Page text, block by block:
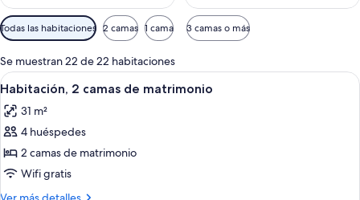
Filtros
disponibles
para
las
habitaciones
Todas las habitaciones 2 camas 1 cama 3 camas o más
Se muestran 22 de 22 habitaciones
Abrir
todas
las
fotos
de
Habitación,
2
Ropa de cama de alta calidad y
6
Habitación, 2 camas de matrimonio
31 m²
4 huéspedes
2 camas de matrimonio
Wifi gratis
Más